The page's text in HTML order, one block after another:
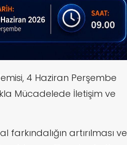
4 Haziran Perşembe
Mücadelede İletişim ve
artırılması ve